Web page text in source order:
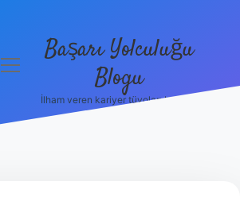
menüyüBaşarı Yolculuğu
Blogu
İlham veren kariyer tüyoları burada!